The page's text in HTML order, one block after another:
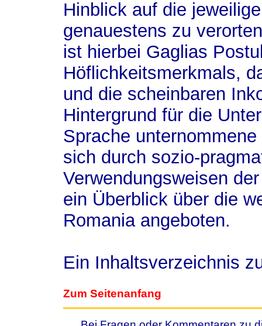
Hinblick auf die
genauestens zu
ist hierbei Gaglias
Höflichkeitsmerkmals,
und die scheinbaren
Hintergrund für die
Sprache
sich durch sozio-
Verwendungsweisen
ein Überblick über die
Romania angeboten.
Ein Inhaltsverzeichnis
Zum Seitenanfang